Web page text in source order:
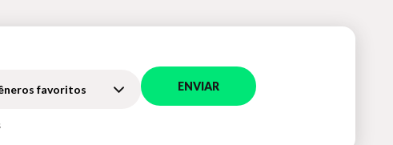
favoritos ENVIAR